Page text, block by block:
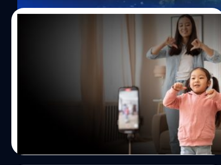
ของ TikTok ได้เปิดตัว Seedance 2.5 โมเดลสร้างวิดีโอด้วย AI
รุ่นใหม่ ที่สามารถสร้างวิดีโอความละเอียด 4K ความยาว 30
วินาทีได้แบบต่อเนื่องในครั้งเดียว รองรับคำสั่ง 50 อินพุต โดย
ไม่ต้องแบ่งสร้างเป็นหลายคลิปแล้วมาต่อกันทีหลังเหมือนก่อน
ถือเป็นก้าวสำคัญอีกก้าวหนึ่งของการแข่งขัน AI Video ที่ตอน
นี้มีผู้เล่นรายใหญ่ระดับโลกอย่าง OpenAI, Google และ
Runway แข่งขันกันอยู่ จากคลิป AI ไม่กี่วินาที สู่…
โลกไม่ได้ใจดีกับลูกหลานเราเสมอไป เพราะใน
ยุค AI การป้องกันเด็กคือการไม่แชร์ภาพบนโซ
สำนักงานปราบปรามอาชญากรรมแห่งชาติสหราชอาณาจักร
(NCA) ร่วมกับมูลนิธิเฝ้าระวังอินเทอร์เน็ต (IWF) ออกโรงเตือน
ผู้ปกครองให้หลีกเลี่ยงการโพสต์ภาพบุตรหลานลงบนโลก
ออนไลน์ เนื่องจากมีความเสี่ยงสูงที่ภาพเหล่านั้นจะถูกนำไปใช้
สร้างสื่อลามกอนาจารเด็กผ่านเทคโนโลยี AI ซึ่งกำลังแพร่
ระบาดอย่างหนักในเวลานี้ จากข้อมูลของ IWF ระบุว่า ในปี
2025 มีการตรวจพบภาพและวิดีโออนาจารเด็กที่สร้างด้วย AI
| 29 days ago